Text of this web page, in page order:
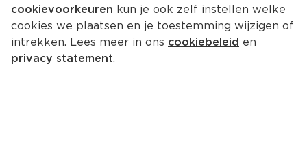
Lekker Bekkie Javaanse Sambal
Per Fles 145 g  (per kilo €20.62)
cookievoorkeuren kun je ook zelf instellen welke
cookies we plaatsen en je toestemming wijzigen of
intrekken. Lees meer in ons cookiebeleid en
privacy statement.